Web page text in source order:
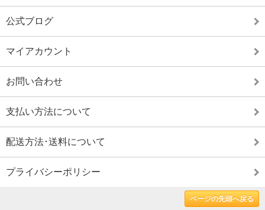
公式ブログ
マイアカウント
お問い合わせ
支払い方法について
配送方法･送料について
プライバシーポリシー
ページの先頭へ戻る